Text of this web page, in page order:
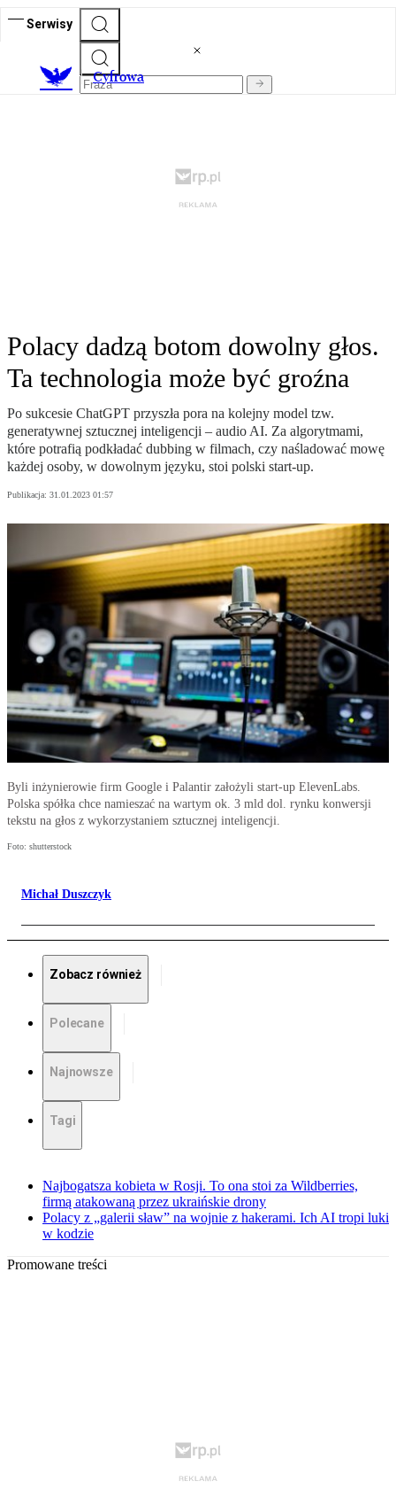
Serwisy
Cyfrowa
Polacy dadzą botom dowolny głos.
Ta technologia może być groźna
Po sukcesie ChatGPT przyszła pora na kolejny model tzw.
generatywnej sztucznej inteligencji – audio AI. Za algorytmami,
które potrafią podkładać dubbing w filmach, czy naśladować mowę
każdej osoby, w dowolnym języku, stoi polski start-up.
Publikacja: 31.01.2023 01:57
Byli inżynierowie firm Google i Palantir założyli start-up ElevenLabs.
Polska spółka chce namieszać na wartym ok. 3 mld dol. rynku konwersji
tekstu na głos z wykorzystaniem sztucznej inteligencji.
Foto: shutterstock
Michał Duszczyk
Zobacz również
Polecane
Najnowsze
Tagi
Najbogatsza kobieta w Rosji. To ona stoi za Wildberries,
firmą atakowaną przez ukraińskie drony
Polacy z „galerii sław” na wojnie z hakerami. Ich AI tropi luki
w kodzie
Promowane treści